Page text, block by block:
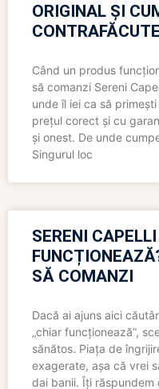
ORIGINAL ȘI
CONTRAFĂCUTE
Când un produs
să comanzi Sereni
unde îl iei ca să
prețul corect și cu
și onest. De unde
Singurul loc
SERENI
SĂ COMANZI
Dacă ai ajuns aici
„chiar funcționează”,
sănătos. Piața de
exagerate, așa că vrei
dai banii. Îți răspundem